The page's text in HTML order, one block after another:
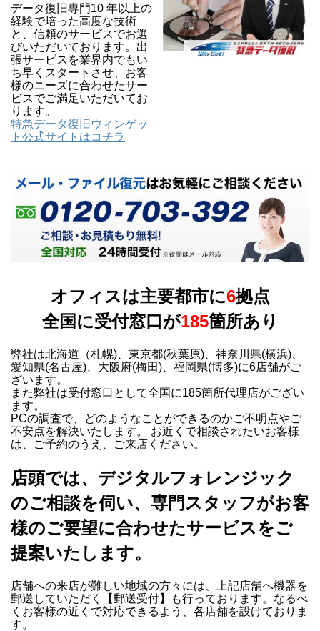
データ復旧専門10 年以上の
経験で培った高度な技術
と、信頼のサービスでお選
びいただいております。出
張サービスを業界内でもい
ち早くスタートさせ、お客
様のニーズに合わせたサー
ビスでご満足いただいてお
ります。
特急データ復旧ウィンゲッ
ト公式サイトはコチラ
オフィスは主要都市に6拠点
全国に受付窓口が185箇所あり
弊社は北海道（札幌)、東京都(秋葉原)、神奈川県(横浜)、
愛知県(名古屋)、大阪府(梅田)、福岡県(博多)に6店舗がご
ざいます。
また弊社は受付窓口として全国に185箇所代理店がござい
ます。
PCの調査で、どのようなことができるのかご不明点やご
不安点を解決いたします。 お近くで相談されたいお客様
は、ご予約のうえ、ご来店ください。
店頭では、デジタルフォレンジック
のご相談を伺い、専門スタッフがお客
様のご要望に合わせたサービスをご
提案いたします。
店舗への来店が難しい地域の方々には、上記店舗へ機器を
郵送していただく【郵送受付】も行っております。なるべ
くお客様の近くで対応できるよう、各店舗を設けておりま
す。